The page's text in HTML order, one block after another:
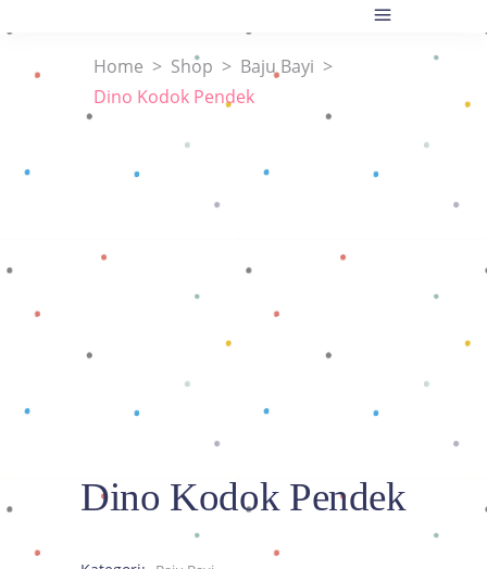
Home > Shop > Baju Bayi >
Dino Kodok Pendek
Dino Kodok Pendek